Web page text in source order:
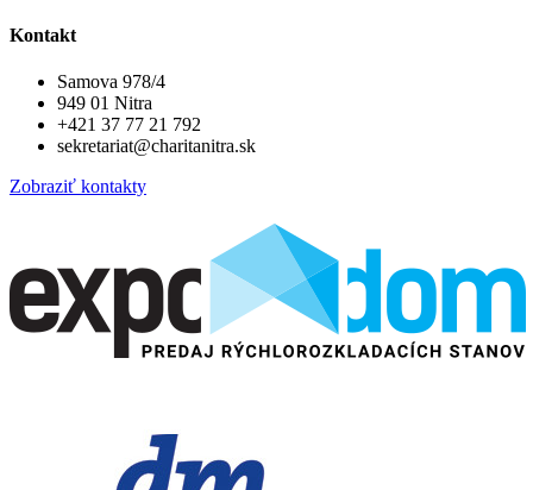
Kontakt
Samova 978/4
949 01 Nitra
+421 37 77 21 792
sekretariat@charitanitra.sk
Zobraziť kontakty